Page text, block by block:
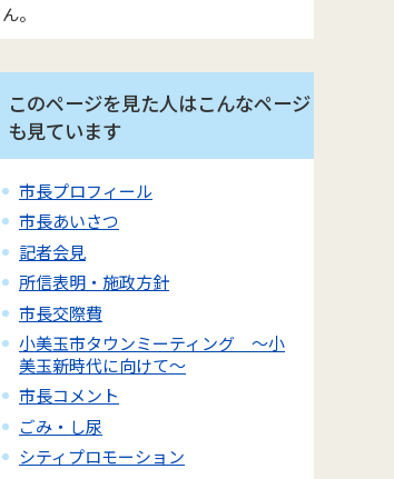
ん。
このページを見た人はこんなページ
も見ています
市長プロフィール
市長あいさつ
記者会見
所信表明・施政方針
市長交際費
小美玉市タウンミーティング ～小
美玉新時代に向けて～
市長コメント
ごみ・し尿
シティプロモーション